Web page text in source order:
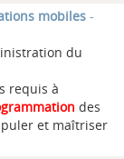
mobiles -
du
requis à
des
et maîtriser